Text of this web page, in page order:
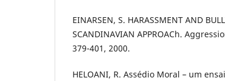
EINARSEN, S. HARASSMENT AND
SCANDINAVIAN APPROACh.
379-401, 2000.
HELOANI, R. Assédio Moral – um